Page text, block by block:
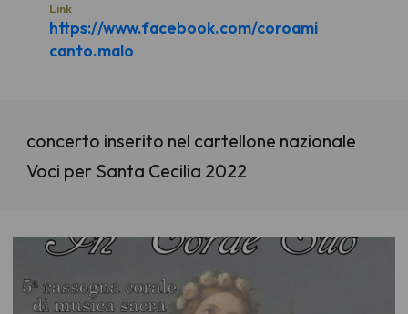
Link
https://www.facebook.com/coroami
canto.malo
concerto inserito nel cartellone nazionale
Voci per Santa Cecilia 2022